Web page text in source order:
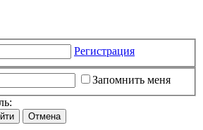
Регистрация
Запомнить меня
Отмена